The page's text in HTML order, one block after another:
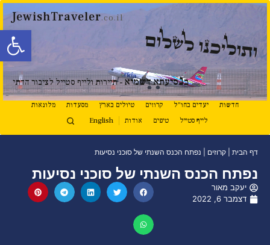
פתח
JewishTraveler.co.il
ותוליכנו לשלום
בנסיעתא דשמיא - תיירות ולייף סטייל לציבור הדתי
חדשות יעדים בחו"ל קרוזים טיולים בארץ מסעדות
מלונאות
לייף סטייל
טיפים אודות English
דף הבית קרוזים נפתח הכנס השנתי של סוכני נסיעות
נפתח הכנס השנתי של סוכני נסיעות
יעקב מאור
דצמבר 6, 2022